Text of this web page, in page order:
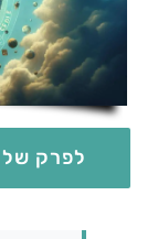
לפרק של